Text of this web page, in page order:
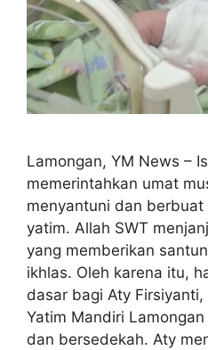
Lamongan, YM News –
memerintahkan umat
menyantuni dan
yatim. Allah SWT
yang memberikan
ikhlas. Oleh karena itu,
dasar bagi Aty
Yatim Mandiri
dan bersedekah. Aty